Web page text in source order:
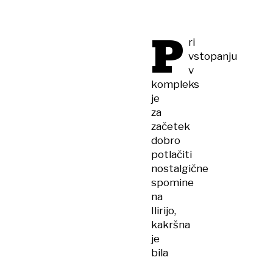
P ri
vstopanju
v
kompleks
je
za
začetek
dobro
potlačiti
nostalgične
spomine
na
Ilirijo,
kakršna
je
bila